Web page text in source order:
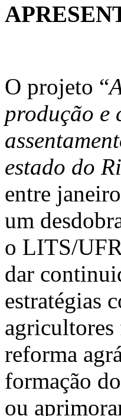
O projeto “
produção e
estado do
entre
um
o LITS/
dar
estratégias
agricultores
reforma
formação
ou